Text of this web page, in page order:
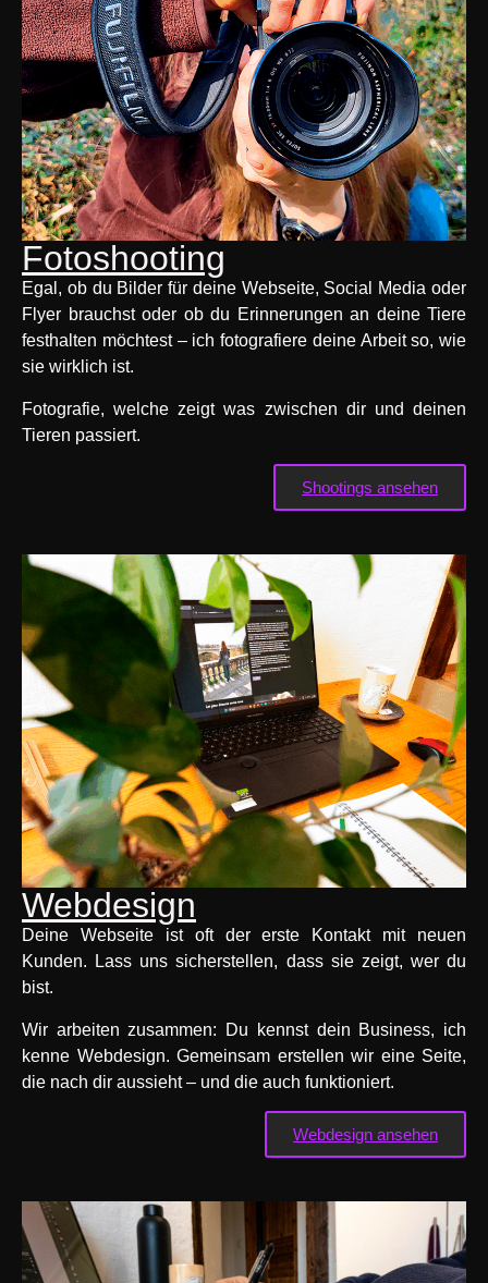
Fotoshooting
Egal, ob du Bilder für deine Webseite, Social Media oder
Flyer brauchst oder ob du Erinnerungen an deine Tiere
festhalten möchtest – ich fotografiere deine Arbeit so, wie
sie wirklich ist.
Fotografie, welche zeigt was zwischen dir und deinen
Tieren passiert.
Shootings ansehen
Webdesign
Deine Webseite ist oft der erste Kontakt mit neuen
Kunden. Lass uns sicherstellen, dass sie zeigt, wer du
bist.
Wir arbeiten zusammen: Du kennst dein Business, ich
kenne Webdesign. Gemeinsam erstellen wir eine Seite,
die nach dir aussieht – und die auch funktioniert.
Webdesign ansehen